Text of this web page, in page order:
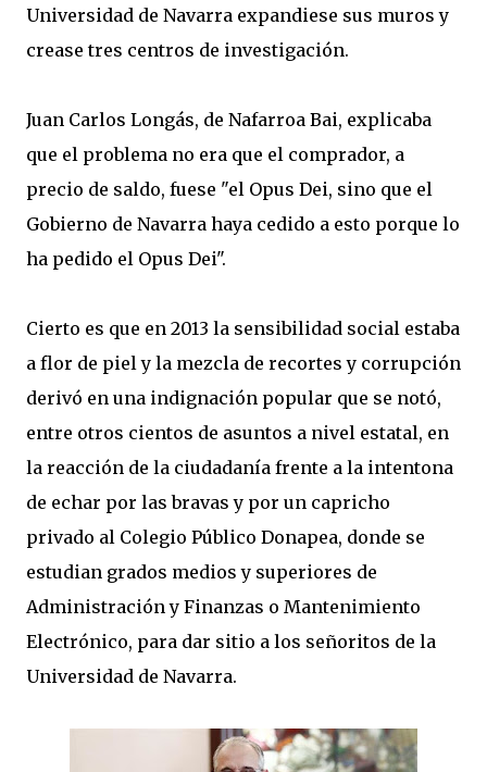
Universidad de Navarra expandiese sus muros y
crease tres centros de investigación.
Juan Carlos Longás, de Nafarroa Bai, explicaba
que el problema no era que el comprador, a
precio de saldo, fuese "el Opus Dei, sino que el
Gobierno de Navarra haya cedido a esto porque lo
ha pedido el Opus Dei".
Cierto es que en 2013 la sensibilidad social estaba
a flor de piel y la mezcla de recortes y corrupción
derivó en una indignación popular que se notó,
entre otros cientos de asuntos a nivel estatal, en
la reacción de la ciudadanía frente a la intentona
de echar por las bravas y por un capricho
privado al Colegio Público Donapea, donde se
estudian grados medios y superiores de
Administración y Finanzas o Mantenimiento
Electrónico, para dar sitio a los señoritos de la
Universidad de Navarra.